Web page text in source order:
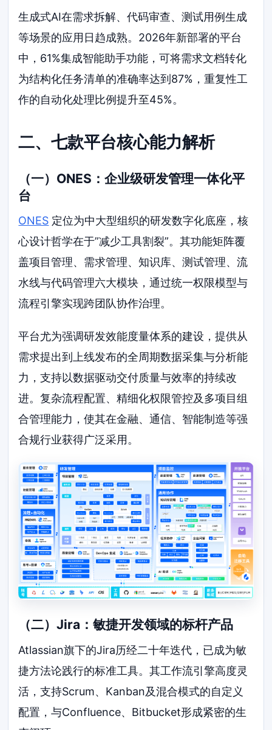
生成式AI在需求拆解、代码审查、测试用例生成
等场景的应用日趋成熟。2026年新部署的平台
中，61%集成智能助手功能，可将需求文档转化
为结构化任务清单的准确率达到87%，重复性工
作的自动化处理比例提升至45%。
二、七款平台核心能力解析
（一）ONES：企业级研发管理一体化平
台
ONES 定位为中大型组织的研发数字化底座，核
心设计哲学在于”减少工具割裂”。其功能矩阵覆
盖项目管理、需求管理、知识库、测试管理、流
水线与代码管理六大模块，通过统一权限模型与
流程引擎实现跨团队协作治理。
平台尤为强调研发效能度量体系的建设，提供从
需求提出到上线发布的全周期数据采集与分析能
力，支持以数据驱动交付质量与效率的持续改
进。复杂流程配置、精细化权限管控及多项目组
合管理能力，使其在金融、通信、智能制造等强
合规行业获得广泛采用。
（二）Jira：敏捷开发领域的标杆产品
Atlassian旗下的Jira历经二十年迭代，已成为敏
捷方法论践行的标准工具。其工作流引擎高度灵
活，支持Scrum、Kanban及混合模式的自定义
配置，与Confluence、Bitbucket形成紧密的生